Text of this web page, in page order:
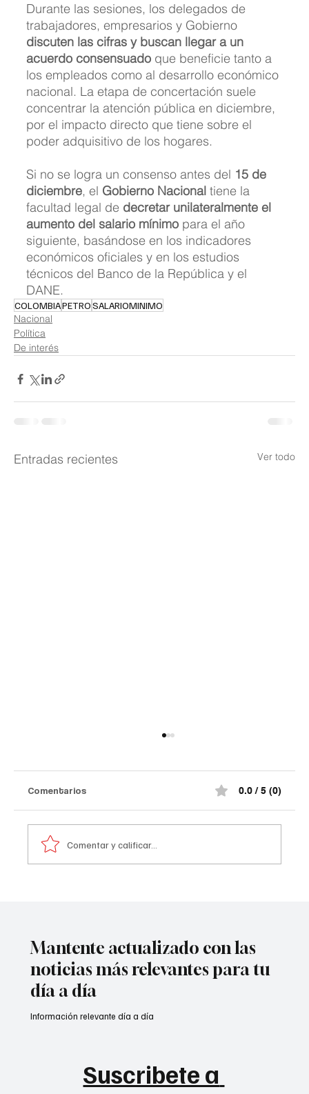
Durante las sesiones, los delegados de
trabajadores, empresarios y Gobierno
discuten las cifras y buscan llegar a un
acuerdo consensuado que beneficie tanto a
los empleados como al desarrollo económico
nacional. La etapa de concertación suele
concentrar la atención pública en diciembre,
por el impacto directo que tiene sobre el
poder adquisitivo de los hogares.
Si no se logra un consenso antes del 15 de
diciembre, el Gobierno Nacional tiene la
facultad legal de decretar unilateralmente el
aumento del salario mínimo para el año
siguiente, basándose en los indicadores
económicos oficiales y en los estudios
técnicos del Banco de la República y el
DANE.
COLOMBIAPETROSALARIOMINIMO
Nacional
Política
De interés
Entradas recientes Ver todo
Comentarios 0.0 / 5 (0)
Comentar y calificar...
Mantente actualizado con las
noticias más relevantes para tu
día a día
Suscribete a
Información relevante día a día